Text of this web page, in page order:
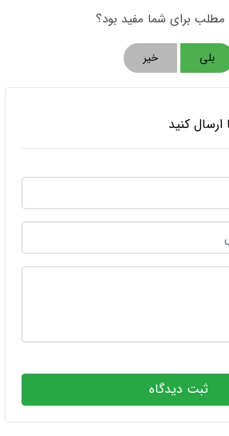
مطلب برای شما مفید بود؟
بلی خیر
ارسال کنید
ثبت دیدگاه